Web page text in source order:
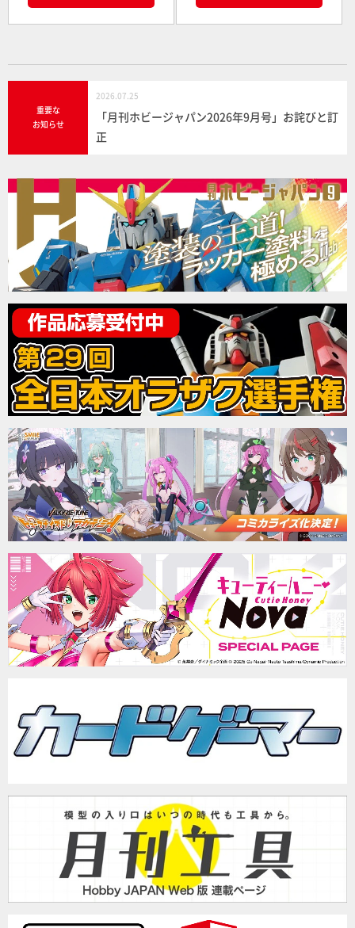
重要な
お知らせ
2026.07.25
「月刊ホビージャパン2026年9月号」お詫びと訂
正